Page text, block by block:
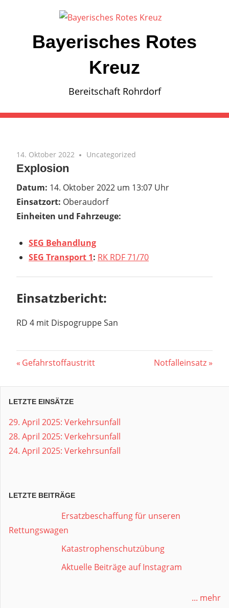
springenBayerisches Rotes
Kreuz
Bereitschaft Rohrdorf
14. Oktober 2022 Uncategorized
Explosion
Datum: 14. Oktober 2022 um 13:07 Uhr
Einsatzort: Oberaudorf
Einheiten und Fahrzeuge:
SEG Behandlung
SEG Transport 1: RK RDF 71/70
Einsatzbericht:
RD 4 mit Dispogruppe San
Beitragsnavigation
Vorheriger
Gefahrstoffaustritt
Nächster
Notfalleinsatz
LETZTE EINSÄTZE
29. April 2025: Verkehrsunfall
28. April 2025: Verkehrsunfall
24. April 2025: Verkehrsunfall
LETZTE BEITRÄGE
Ersatzbeschaffung für unseren
Rettungswagen
Katastrophenschutzübung
Aktuelle Beiträge auf Instagram
... mehr